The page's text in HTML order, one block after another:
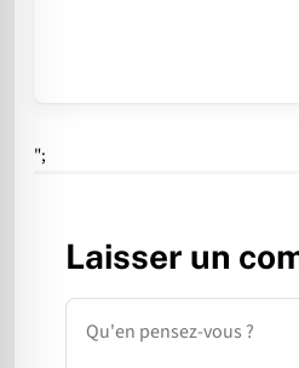
";
Laisser un
Commentaire